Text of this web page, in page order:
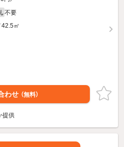
不要
㎡
わせ （無料）
提供